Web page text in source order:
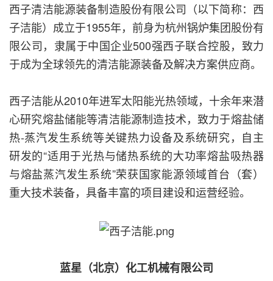
西子清洁能源装备制造股份有限公司（以下简称：西
子洁能）成立于1955年，前身为杭州锅炉集团股份有
限公司，隶属于中国企业500强西子联合控股，致力
于成为全球领先的清洁能源装备及解决方案供应商。
西子洁能从2010年进军太阳能光热领域，十余年来潜
心研究熔盐储能等清洁能源制造技术，致力于熔盐储
热-蒸汽发生系统等关键热力设备及系统研究，自主
研发的“适用于光热与储热系统的大功率熔盐吸热器
与熔盐蒸汽发生系统”荣获国家能源领域首台（套）
重大技术装备，具备丰富的项目建设和运营经验。
蓝星（北京）化工机械有限公司